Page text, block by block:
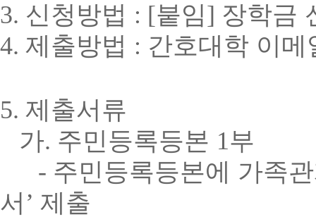
3. 신청방법 : [붙임] 장학금
4. 제출방법 : 간호대학 이메
5. 제출서류
가. 주민등록등본 1부
- 주민등록등본에 가족
서 ’ 제출